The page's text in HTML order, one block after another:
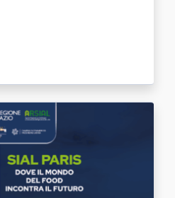
E ARSIAL INVITANO